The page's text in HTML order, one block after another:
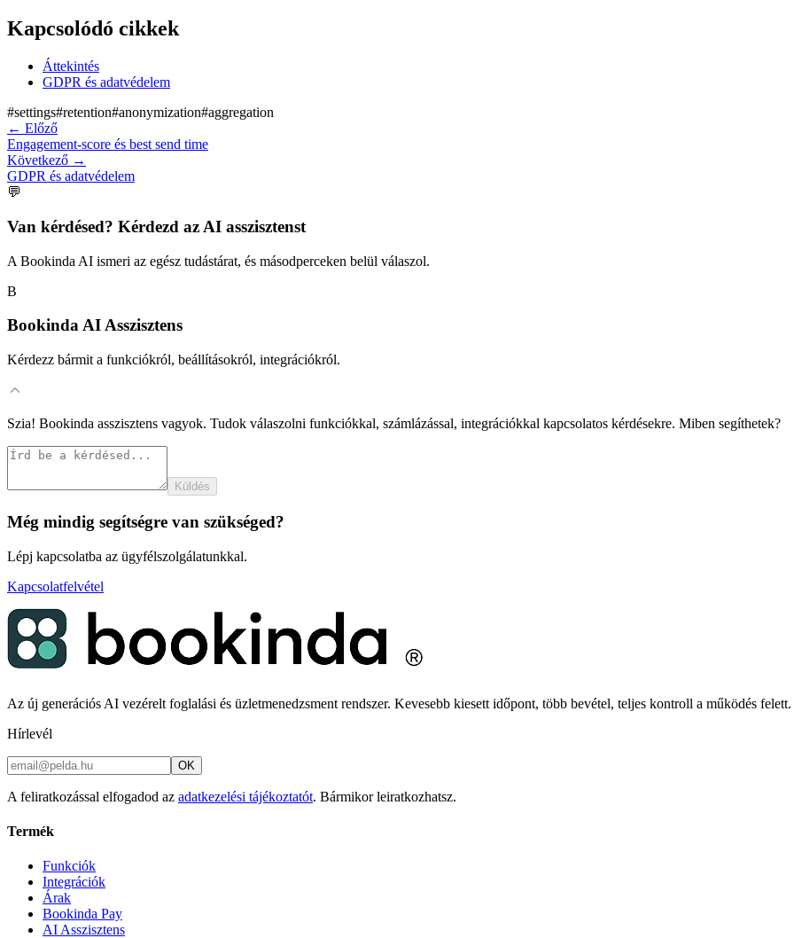
Kapcsolódó cikkek
Áttekintés
GDPR és adatvédelem
#settings#retention#anonymization#aggregation
← Előző
Engagement-score és best send time
Következő →
GDPR és adatvédelem
💬
Van kérdésed? Kérdezd az AI asszisztenst
A Bookinda AI ismeri az egész tudástárat, és másodperceken belül válaszol.
B
Bookinda AI Asszisztens
Kérdezz bármit a funkciókról, beállításokról, integrációkról.
Szia! Bookinda asszisztens vagyok. Tudok válaszolni funkciókkal, számlázással, integrációkkal kapcsolatos kérdésekre. Miben segíthetek?
Küldés
Még mindig segítségre van szükséged?
Lépj kapcsolatba az ügyfélszolgálatunkkal.
Kapcsolatfelvétel
Az új generációs AI vezérelt foglalási és üzletmenedzsment rendszer. Kevesebb kiesett időpont, több bevétel, teljes kontroll a működés felett.
Hírlevél
OK
A feliratkozással elfogadod az adatkezelési tájékoztatót. Bármikor leiratkozhatsz.
Termék
Funkciók
Integrációk
Árak
Bookinda Pay
AI Asszisztens